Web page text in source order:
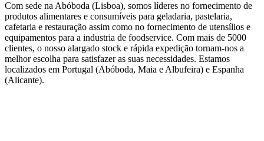
Com sede na Abóboda (Lisboa), somos líderes no fornecimento de
produtos alimentares e consumíveis para geladaria, pastelaria,
cafetaria e restauração assim como no fornecimento de utensílios e
equipamentos para a industria de foodservice. Com mais de 5000
clientes, o nosso alargado stock e rápida expedição tornam-nos a
melhor escolha para satisfazer as suas necessidades. Estamos
localizados em Portugal (Abóboda, Maia e Albufeira) e Espanha
(Alicante).